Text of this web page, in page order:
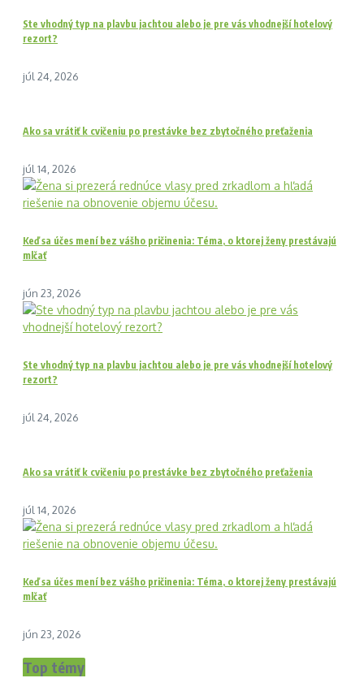
Ste vhodný typ na plavbu jachtou alebo je pre vás vhodnejší hotelový
rezort?
júl 24, 2026
Ako sa vrátiť k cvičeniu po prestávke bez zbytočného preťaženia
júl 14, 2026
Keď sa účes mení bez vášho pričinenia: Téma, o ktorej ženy prestávajú
mlčať
jún 23, 2026
Ste vhodný typ na plavbu jachtou alebo je pre vás vhodnejší hotelový
rezort?
júl 24, 2026
Ako sa vrátiť k cvičeniu po prestávke bez zbytočného preťaženia
júl 14, 2026
Keď sa účes mení bez vášho pričinenia: Téma, o ktorej ženy prestávajú
mlčať
jún 23, 2026
Top témy